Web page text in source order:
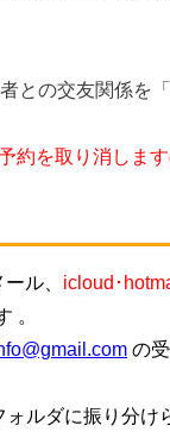
との交友関係を
約を取り消しま
ル、 icloud･
。
の
ルダに振り分け